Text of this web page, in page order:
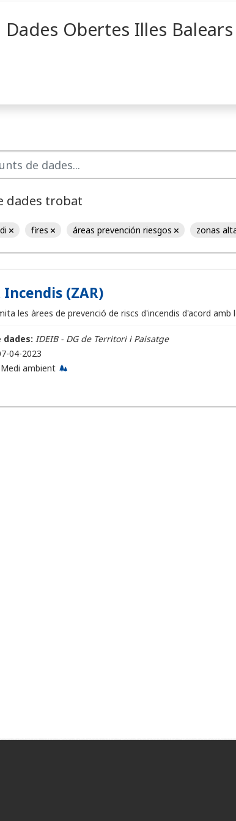
Dades Obertes Illes Balears
dades trobat
fires áreas prevención riesgos zonas
Incendis (ZAR)
les àrees de prevenció de riscs d'incendis d'acord
dades: IDEIB - DG de Territori i Paisatge
04-2023
Medi ambient